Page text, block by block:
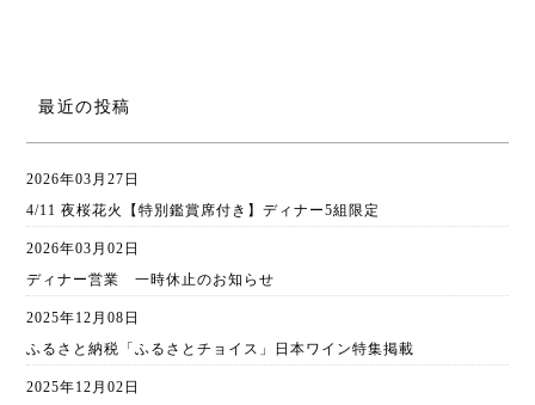
最近の投稿
2026年03月27日
4/11 夜桜花火【特別鑑賞席付き】ディナー5組限定
2026年03月02日
ディナー営業 一時休止のお知らせ
2025年12月08日
ふるさと納税「ふるさとチョイス」日本ワイン特集掲載
2025年12月02日